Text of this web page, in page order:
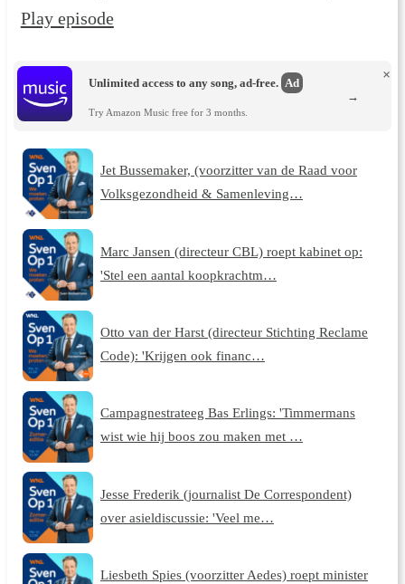
Play episode
Unlimited access to any song, ad-free. Ad
Try Amazon Music free for 3 months.
×
→
Jet Bussemaker, (voorzitter van de Raad voor
Volksgezondheid & Samenleving…
Marc Jansen (directeur CBL) roept kabinet op:
'Stel een aantal koopkrachtm…
Otto van der Harst (directeur Stichting Reclame
Code): 'Krijgen ook financ…
Campagnestrateeg Bas Erlings: 'Timmermans
wist wie hij boos zou maken met …
Jesse Frederik (journalist De Correspondent)
over asieldiscussie: 'Veel me…
Liesbeth Spies (voorzitter Aedes) roept minister